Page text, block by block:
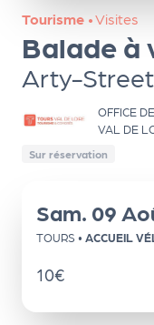
Tourisme •Visites
Balade à
Arty-
OFFICE
VAL DE
Sur réservation
Sam. 09
TOURS • ACCUEIL
10€
ns
PR
O
G!
PR
G!
Le
Ma
g